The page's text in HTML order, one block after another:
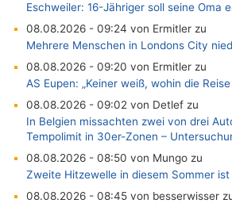
Eschweiler: 16-Jähriger soll seine Oma
08.08.2026 - 09:24 von Ermitler zu
Mehrere Menschen in Londons City
08.08.2026 - 09:20 von Ermitler zu
AS Eupen: „Keiner weiß, wohin die
08.08.2026 - 09:02 von Detlef zu
In Belgien missachten zwei von drei
Tempolimit in 30er-Zonen –
08.08.2026 - 08:50 von Mungo zu
Zweite Hitzewelle in diesem Sommer
08.08.2026 - 08:45 von besserwisser